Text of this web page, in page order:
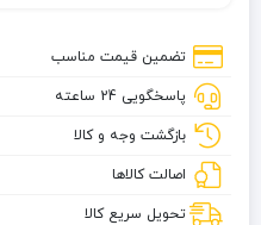
(شامورتی)
تضمین قیمت مناسب
پاسخگویی 24 ساعته
بازگشت وجه و کالا
اصالت کالاها
تحویل سریع کالا